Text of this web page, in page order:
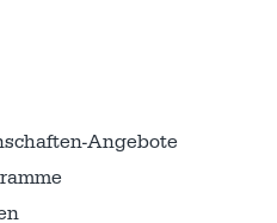
Angebote